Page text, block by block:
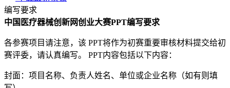
编写要求
中国医疗器械创新网创业大赛PPT编写要求
各参赛项目请注意，该 PPT将作为初赛重要审核材料提交给初
赛评委，请认真编写。 PPT内容包括以下内容：
封面：项目名称、负责人姓名、单位或企业名称（如有则填